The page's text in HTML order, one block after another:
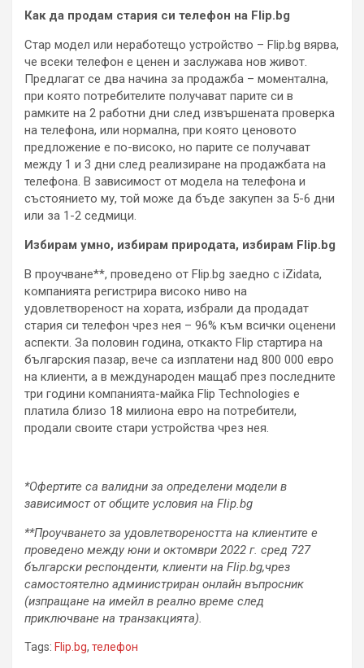
Как да продам стария си телефон на Flip.bg
Стар модел или неработещо устройство – Flip.bg вярва,
че всеки телефон е ценен и заслужава нов живот.
Предлагат се два начина за продажба – моментална,
при която потребителите получават парите си в
рамките на 2 работни дни след извършената проверка
на телефона, или нормална, при която ценовото
предложение е по-високо, но парите се получават
между 1 и 3 дни след реализиране на продажбата на
телефона. В зависимост от модела на телефона и
състоянието му, той може да бъде закупен за 5-6 дни
или за 1-2 седмици.
Избирам умно, избирам природата, избирам Flip.bg
В проучване**, проведено от Flip.bg заедно с iZidata,
компанията регистрира високо ниво на
удовлетвореност на хората, избрали да продадат
стария си телефон чрез нея – 96% към всички оценени
аспекти. За половин година, откакто Flip стартира на
българския пазар, вече са изплатени над 800 000 евро
на клиенти, а в международен мащаб през последните
три години компанията-майка Flip Technologies е
платила близо 18 милиона евро на потребители,
продали своите стари устройства чрез нея.
*Офертите са валидни за определени модели в
зависимост от общите условия на Flip.bg
**Проучването за удовлетвореността на клиентите е
проведено между юни и октомври 2022 г. сред 727
български респонденти, клиенти на Flip.bg,чрез
самостоятелно администриран онлайн въпросник
(изпращане на имейл в реално време след
приключване на транзакцията).
Tags: Flip.bg, телефон